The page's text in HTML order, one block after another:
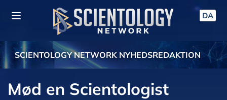
DA
SCIENTOLOGY NETWORK NYHEDSREDAKTION
Mød en Scientologist